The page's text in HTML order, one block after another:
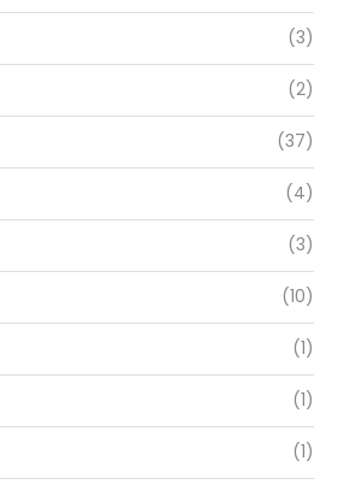
(3)
(2)
(37)
(4)
(3)
(10)
(1)
(1)
(1)